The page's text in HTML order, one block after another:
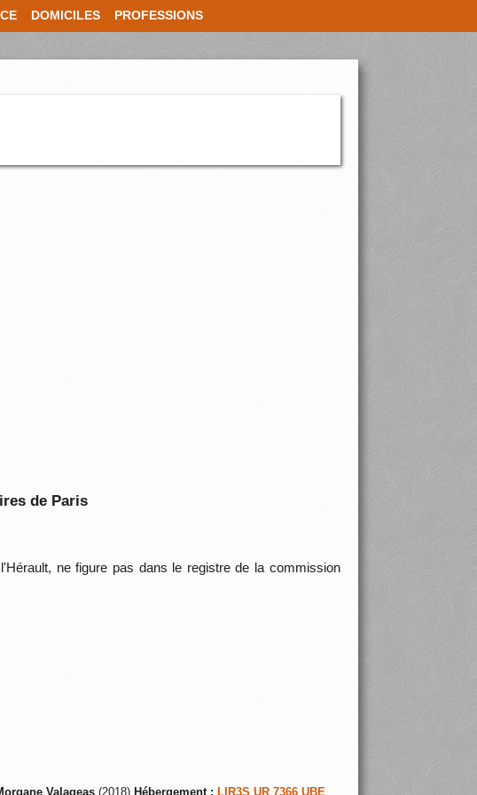
DOMICILES PROFESSIONS
de Paris
ne figure pas dans le registre de la commission
Valageas (2018) Hébergement : LIR3S UR 7366 UBE